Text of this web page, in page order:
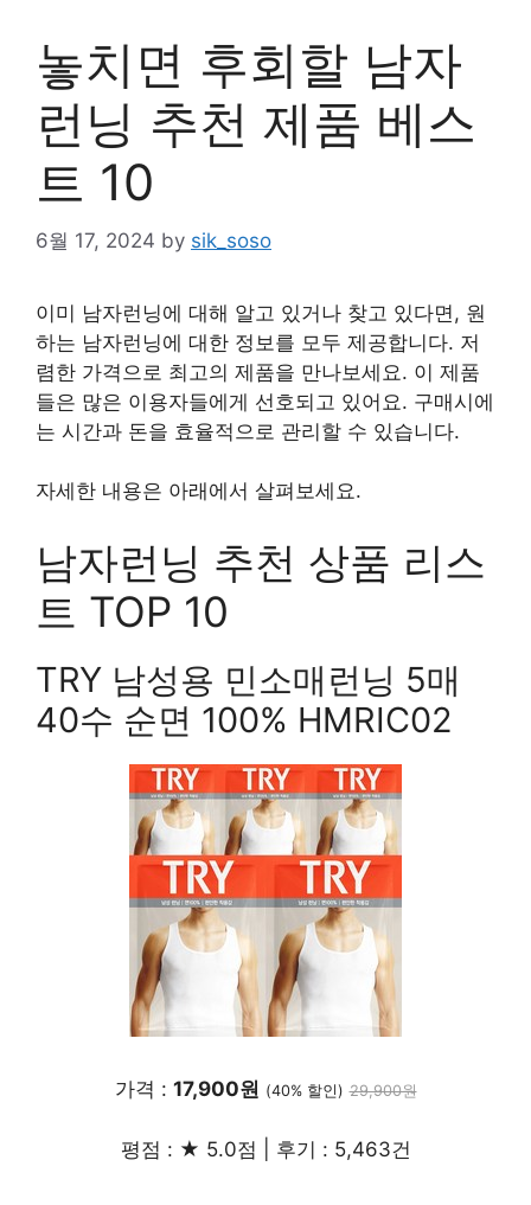
놓치면 후회할 남자
런닝 추천 제품 베스
트 10
6월 17, 2024 by sik_soso
이미 남자런닝에 대해 알고 있거나 찾고 있다면, 원
하는 남자런닝에 대한 정보를 모두 제공합니다. 저
렴한 가격으로 최고의 제품을 만나보세요. 이 제품
들은 많은 이용자들에게 선호되고 있어요. 구매시에
는 시간과 돈을 효율적으로 관리할 수 있습니다.
자세한 내용은 아래에서 살펴보세요.
남자런닝 추천 상품 리스
트 TOP 10
TRY 남성용 민소매런닝 5매
40수 순면 100% HMRIC02
가격 : 17,900원 (40% 할인) 29,900원
평점 : ★ 5.0점 | 후기 : 5,463건